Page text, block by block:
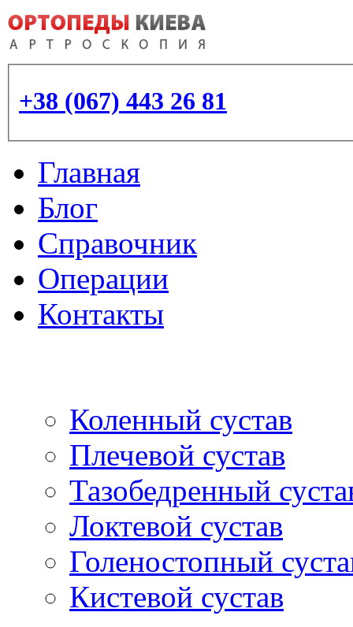
+38 (067) 443 26 81
Главная
Блог
Справочник
Операции
Контакты
Коленный сустав
Плечевой сустав
Тазобедренный
Локтевой сустав
Голеностопный
Кистевой сустав